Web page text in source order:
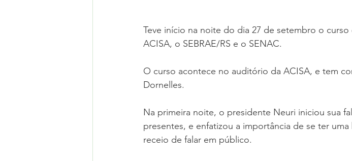
Teve início na noite do dia 27 de setembro o
ACISA, o SEBRAE/RS e o SENAC.
O curso acontece no auditório da ACISA, e tem
Dornelles.
Na primeira noite, o presidente Neuri iniciou sua
presentes, e enfatizou a importância de se ter
receio de falar em público.